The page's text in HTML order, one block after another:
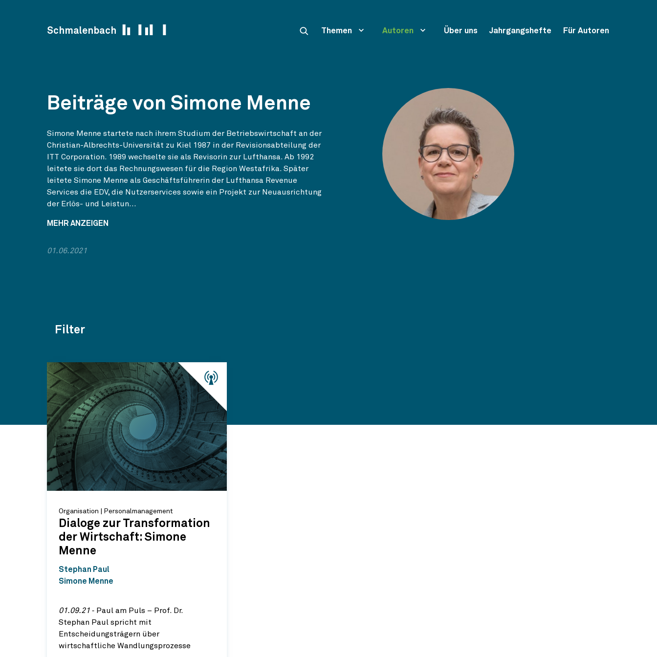
Schmalenbach Themen Autoren Über uns Jahrgangshefte Für Autoren
Beiträge von Simone Menne
Simone Menne startete nach ihrem Studium der Betriebswirtschaft an der
Christian-Albrechts-Universität zu Kiel 1987 in der Revisionsabteilung der
ITT Corporation. 1989 wechselte sie als Revisorin zur Lufthansa. Ab 1992
leitete sie dort das Rechnungswesen für die Region Westafrika. Später
leitete Simone Menne als Geschäftsführerin der Lufthansa Revenue
Services die EDV, die Nutzerservices sowie ein Projekt zur Neuausrichtung
der Erlös- und Leistun...
MEHR ANZEIGEN
01.06.2021
Filter
Organisation | Personalmanagement
Dialoge zur Transformation
der Wirtschaft: Simone
Menne
Stephan Paul
Simone Menne
01.09.21 ‐ Paul am Puls – Prof. Dr.
Stephan Paul spricht mit
Entscheidungsträgern über
wirtschaftliche Wandlungsprozesse